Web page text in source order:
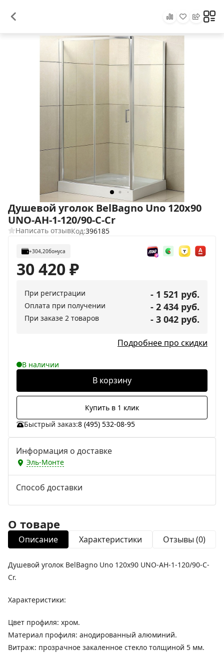
Душевой уголок BelBagno Uno 120х90
UNO-AH-1-120/90-C-Cr
Написать отзывКод:396185
+304,20бонуса
30 420₽
При регистрации - 1 521 руб.
Оплата при получении - 2 434 руб.
При заказе 2 товаров - 3 042 руб.
Подробнее про скидки
В наличии
В корзину
Купить в 1 клик
Быстрый заказ:8 (495) 532-08-95
Информация о доставке
Эль-Монте
Способ доставки
О товаре
Описание Характеристики Отзывы (0)
Душевой уголок BelBagno Uno 120х90 UNO-AH-1-120/90-C-
Cr.
Характеристики:
Цвет профиля: хром.
Материал профиля: анодированный алюминий.
Витраж: прозрачное закаленное стекло толщиной 5 мм.